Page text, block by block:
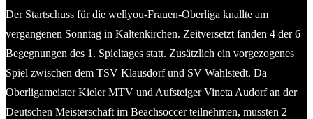
Der Startschuss für die wellyou-Frauen-Oberliga knallte am
vergangenen Sonntag in Kaltenkirchen. Zeitversetzt fanden 4 der 6
Begegnungen des 1. Spieltages statt. Zusätzlich ein vorgezogenes
Spiel zwischen dem TSV Klausdorf und SV Wahlstedt. Da
Oberligameister Kieler MTV und Aufsteiger Vineta Audorf an der
Deutschen Meisterschaft im Beachsoccer teilnehmen, mussten 2